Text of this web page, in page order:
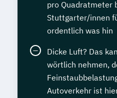
pro Quadratmeter
Stuttgarter/innen
ordentlich was hin
Dicke Luft? Das
wörtlich nehmen,
Autoverkehr ist